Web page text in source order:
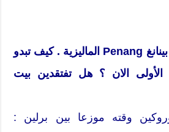
× ولدت في مقاطعة بينانغ Penang الماليزية . كيف تبدو
الان ؟ هل تفتقدين بيت
وقته موزعا بين برلين :